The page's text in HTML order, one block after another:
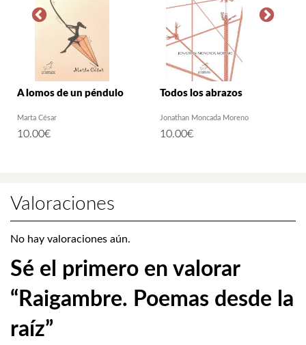
A lomos de un péndulo
Marta César
10.00€
Todos los abrazos
Jonathan Moncada Moreno
10.00€
Valoraciones
No hay valoraciones aún.
Sé el primero en valorar
“Raigambre. Poemas desde la
raíz”